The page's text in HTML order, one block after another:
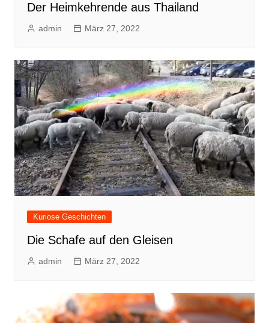
Der Heimkehrende aus Thailand
admin März 27, 2022
Kuriose Geschichten
Die Schafe auf den Gleisen
admin März 27, 2022